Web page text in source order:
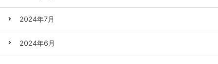
2024年7月
2024年6月